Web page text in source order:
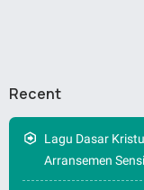
Recent
Lagu Dasar
Arransemen